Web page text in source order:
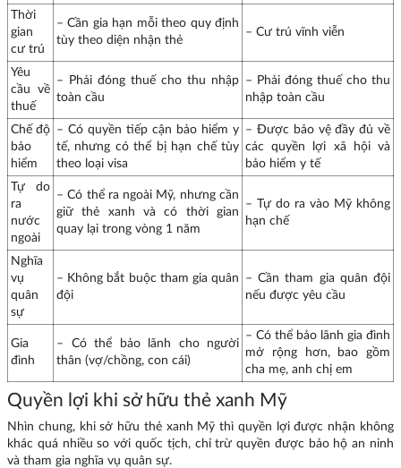
Thời
gian
cư trú
– Cần gia hạn mỗi theo quy định
tùy theo diện nhận thẻ
– Cư trú vĩnh viễn
Yêu
cầu về
thuế
– Phải đóng thuế cho thu nhập
toàn cầu
– Phải đóng thuế cho thu
nhập toàn cầu
Chế độ
bảo
hiểm
– Có quyền tiếp cận bảo hiểm y
tế, nhưng có thể bị hạn chế tùy
theo loại visa
– Được bảo vệ đầy đủ về
các quyền lợi xã hội và
bảo hiểm y tế
Tự do
ra
nước
ngoài
– Có thể ra ngoài Mỹ, nhưng cần
giữ thẻ xanh và có thời gian
quay lại trong vòng 1 năm
– Tự do ra vào Mỹ không
hạn chế
Nghĩa
vụ
quân
sự
– Không bắt buộc tham gia quân
đội
– Cần tham gia quân đội
nếu được yêu cầu
Gia
đình
– Có thể bảo lãnh cho người
thân (vợ/chồng, con cái)
– Có thể bảo lãnh gia đình
mở rộng hơn, bao gồm
cha mẹ, anh chị em
Quyền lợi khi sở hữu thẻ xanh Mỹ
Nhìn chung, khi sở hữu thẻ xanh Mỹ thì quyền lợi được nhận không
khác quá nhiều so với quốc tịch, chỉ trừ quyền được bảo hộ an ninh
và tham gia nghĩa vụ quân sự.